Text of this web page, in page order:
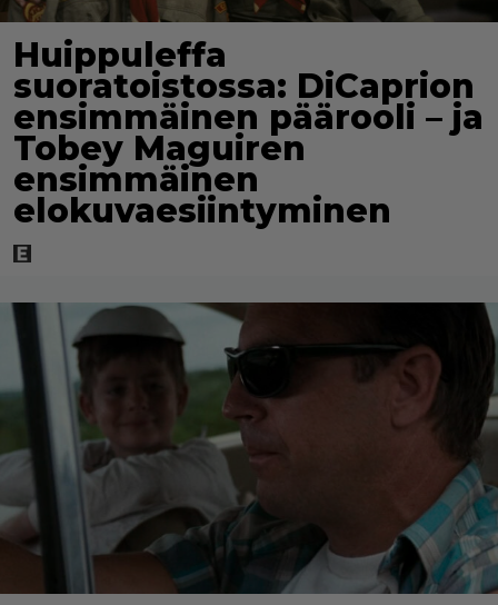
Huippuleffa
suoratoistossa: DiCaprion
ensimmäinen päärooli – ja
Tobey Maguiren
ensimmäinen
elokuvaesiintyminen